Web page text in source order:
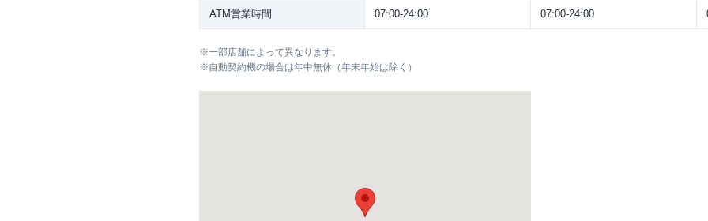
ATM営業時間 07:00-24:00 07:00-24:00
※一部店舗によって異なります。
※自動契約機の場合は年中無休（年末年始は除く）